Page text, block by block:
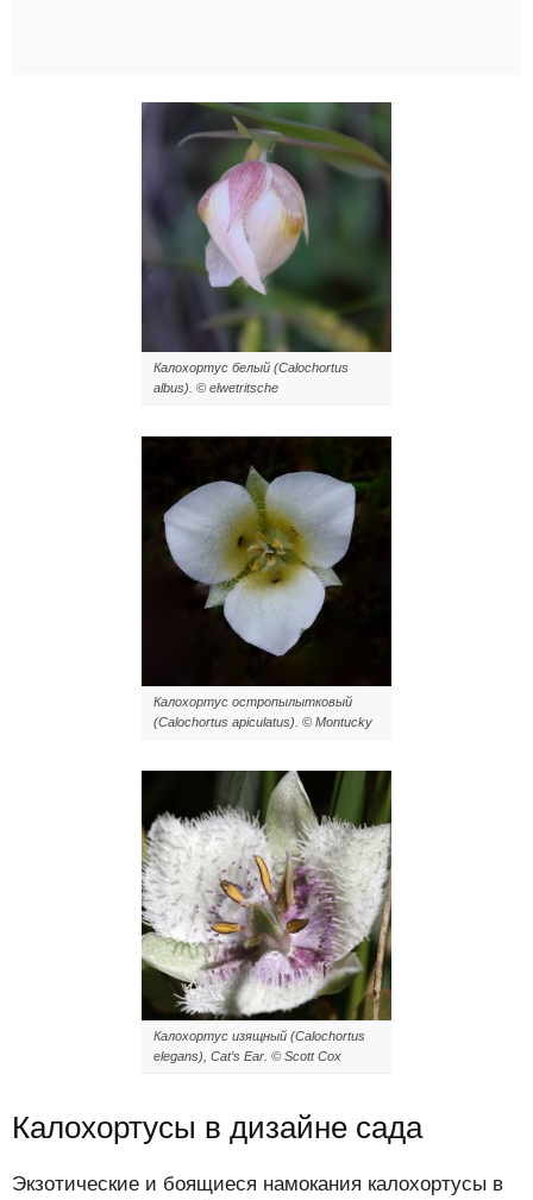
Калохортус белый (Calochortus
albus). © elwetritsche
Калохортус остропылытковый
(Calochortus apiculatus). © Montucky
Калохортус изящный (Calochortus
elegans), Cat’s Ear. © Scott Cox
Калохортусы в дизайне сада
Экзотические и боящиеся намокания калохортусы в